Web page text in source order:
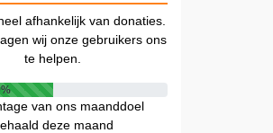
afhankelijk van donaties.
wij onze gebruikers ons
te helpen.
van ons maanddoel
deze maand